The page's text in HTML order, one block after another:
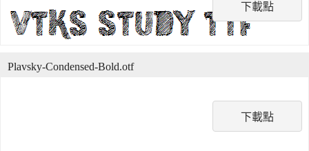
下載點
下載點
Plavsky-Condensed-Bold.otf